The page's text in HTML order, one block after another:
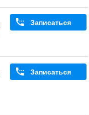
Записаться
Записаться